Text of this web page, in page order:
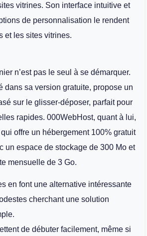
vitrines. Son interface intuitive et
de personnalisation le rendent
et les sites vitrines.
n’est pas le seul à se démarquer.
dans sa version gratuite, propose un
sur le glisser-déposer, parfait pour
rapides. 000WebHost, quant à lui,
offre un hébergement 100% gratuit
un espace de stockage de 300 Mo et
mensuelle de 3 Go.
en font une alternative intéressante
cherchant une solution
de débuter facilement, même si